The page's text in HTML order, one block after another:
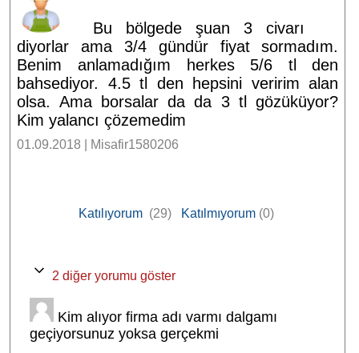
Bu bölgede şuan 3 civarı
diyorlar ama 3/4 gündür fiyat sormadım.
Benim anlamadığım herkes 5/6 tl den
bahsediyor. 4.5 tl den hepsini veririm alan
olsa. Ama borsalar da da 3 tl gözüküyor?
Kim yalancı çözemedim
01.09.2018 | Misafir1580206
Katılıyorum(29) Katılmıyorum(0)
2 diğer yorumu göster
Kim alıyor firma adı varmı dalgamı
geçiyorsunuz yoksa gerçekmi